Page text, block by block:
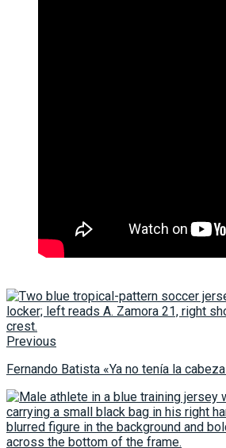
Previous
Fernando Batista «Ya no tenía la